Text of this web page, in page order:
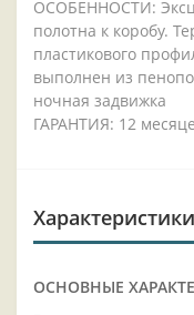
ОСОБЕННОСТИ:
полотна к коробу.
пластикового
выполнен из
ночная задвижка
ГАРАНТИЯ: 12
Характеристики
ОСНОВНЫЕ